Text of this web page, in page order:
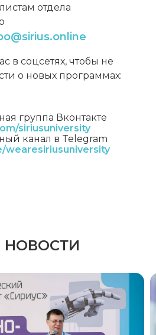
отдела
в соцсетях, чтобы не
о новых программах:
группа Вконтакте
siriusuniversity
канал в Telegram
wearesiriusuniversity